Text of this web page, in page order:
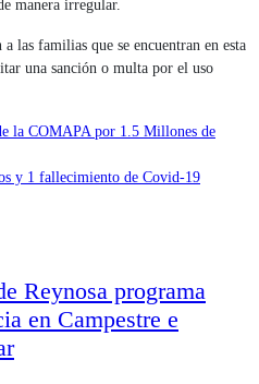
manera irregular.
las familias que se encuentran en esta
una sanción o multa por el uso
la COMAPA por 1.5 Millones de
y 1 fallecimiento de Covid-19
Reynosa programa
en Campestre e